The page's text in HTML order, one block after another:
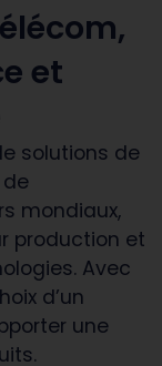
et
solutions de
de
mondiaux,
production et
Avec
d’un
une